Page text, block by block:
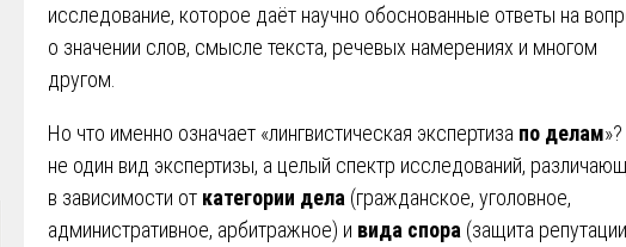
исследование, которое даёт научно обоснованные ответы на
о значении слов, смысле текста, речевых намерениях и многом
другом.
Но что именно означает «лингвистическая экспертиза по делам
не один вид экспертизы, а целый спектр исследований,
в зависимости от категории дела (гражданское, уголовное,
административное, арбитражное) и вида спора (защита